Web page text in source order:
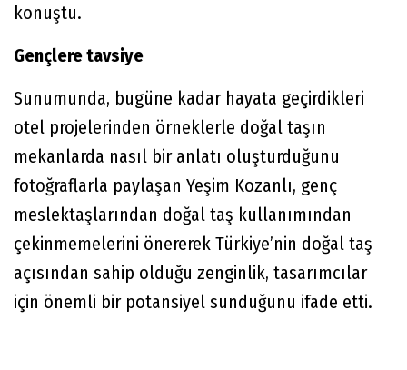
konuştu.
Gençlere tavsiye
Sunumunda, bugüne kadar hayata geçirdikleri
otel projelerinden örneklerle doğal taşın
mekanlarda nasıl bir anlatı oluşturduğunu
fotoğraflarla paylaşan Yeşim Kozanlı, genç
meslektaşlarından doğal taş kullanımından
çekinmemelerini önererek Türkiye’nin doğal taş
açısından sahip olduğu zenginlik, tasarımcılar
için önemli bir potansiyel sunduğunu ifade etti.